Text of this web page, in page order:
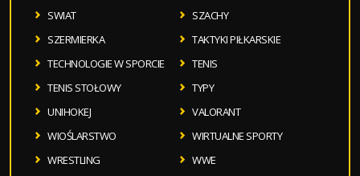
SWIAT
SZACHY
SZERMIERKA
TAKTYKI PIŁKARSKIE
TECHNOLOGIE W SPORCIE
TENIS
TENIS STOŁOWY
TYPY
UNIHOKEJ
VALORANT
WIOŚLARSTWO
WIRTUALNE SPORTY
WRESTLING
WWE